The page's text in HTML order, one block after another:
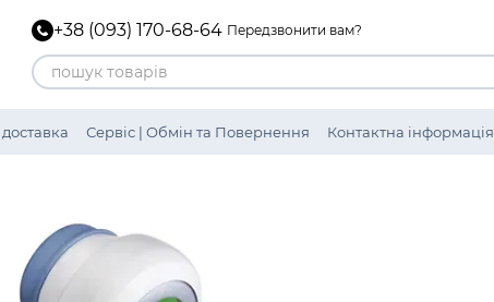
+38 (093) 170-68-64 Передзвонити вам?
Сервіс | Обмін та Повернення Контактна інформація